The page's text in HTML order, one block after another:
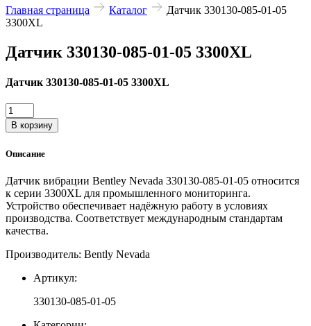
Главная страница
Каталог
Датчик 330130-085-01-05
3300XL
Датчик 330130-085-01-05 3300XL
Датчик 330130-085-01-05 3300XL
Количество
товара
Датчик
085-
05
3300XL
В корзину
Описание
Датчик вибрации Bentley Nevada 330130-085-01-05 относится
к серии 3300XL для промышленного мониторинга.
Устройство обеспечивает надёжную работу в условиях
производства. Соответствует международным стандартам
качества.
Производитель: Bently Nevada
Артикул:
330130-085-01-05